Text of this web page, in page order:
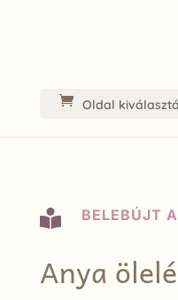
Oldal
 BELEBÚJT
Anya